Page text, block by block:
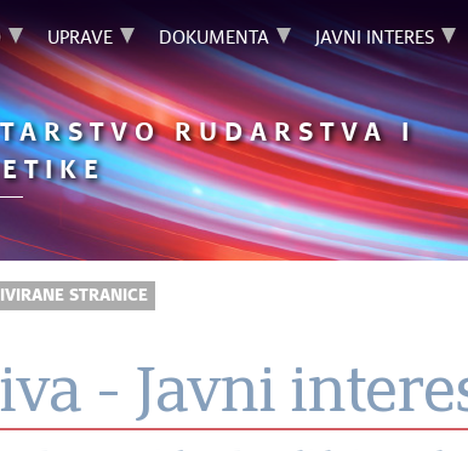
UPRAVE DOKUMENTA JAVNI INTERES
RUDARSTVA I
STRANICE
- Javni